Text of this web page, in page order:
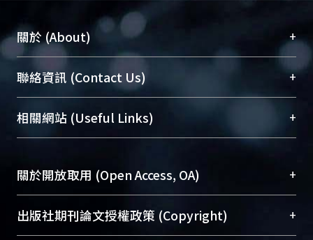
關於 (About) +
臺大位居世界頂尖大學之列，為永久珍藏及向國際
展現本校豐碩的研究成果及學術能量，圖書館整合
機構典藏（NTUR）與學術庫（AH）不同功能平
台，成為臺大學術典藏NTU scholars。期能整合研
究能量、促進交流合作、保存學術產出、推廣研究
成果。
To permanently archive and promote researcher
profiles and scholarly works, Library integrates the
services of “NTU Repository” with “Academic
聯絡資訊 (Contact Us) +
總館學科館員(Main Library)
醫學圖書館學科館員(Medical Library)
(Social
Sciences Library)
相關網站 (Useful Links) +
關於開放取用 (Open Access, OA) +
開放取用是從使用者角度提升資訊取用性的社會運
動，應用在學術研究上是透過將研究著作公開供使
出版社期刊論文授權政策 (Copyright) +